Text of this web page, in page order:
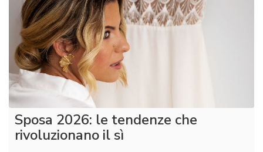
Sposa 2026: le tendenze che
rivoluzionano il sì